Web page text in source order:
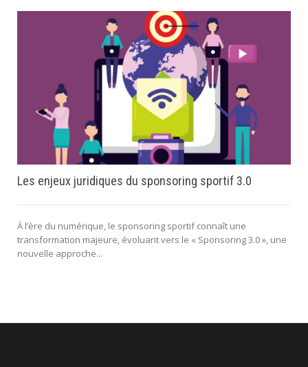
Les enjeux juridiques du sponsoring sportif 3.0
À l’ère du numérique, le sponsoring sportif connaît une
transformation majeure, évoluant vers le « Sponsoring 3.0 », une
nouvelle approche...